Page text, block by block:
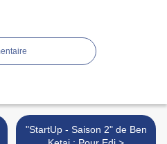
"StartUp - Saison 2" de Ben